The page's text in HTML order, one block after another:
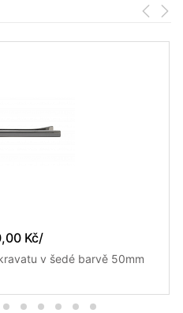
Kč/
v šedé barvě 50mm